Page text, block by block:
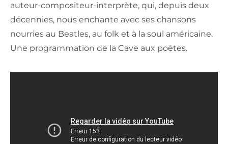
auteur-compositeur-interprète, qui, depuis deux
décennies, nous enchante avec ses chansons
nourries au Beatles, au folk et à la soul américaine.
Une programmation de la Cave aux poètes.